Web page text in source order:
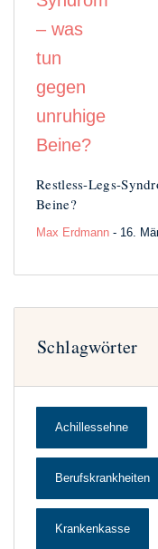
Restless-Legs-
Beine?
Max Erdmann - 16.
Schlagwörter
Achillessehne
Berufskrankheiten
Krankenkasse